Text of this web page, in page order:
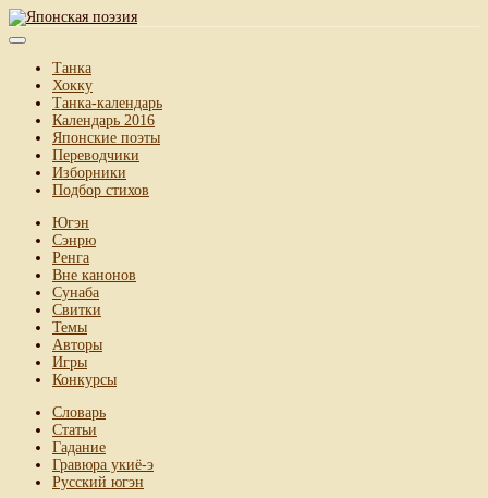
Танка
Хокку
Танка-календарь
Календарь 2016
Японские поэты
Переводчики
Изборники
Подбор стихов
Югэн
Сэнрю
Ренга
Вне канонов
Сунаба
Свитки
Темы
Авторы
Игры
Конкурсы
Словарь
Статьи
Гадание
Гравюра укиё-э
Русский югэн